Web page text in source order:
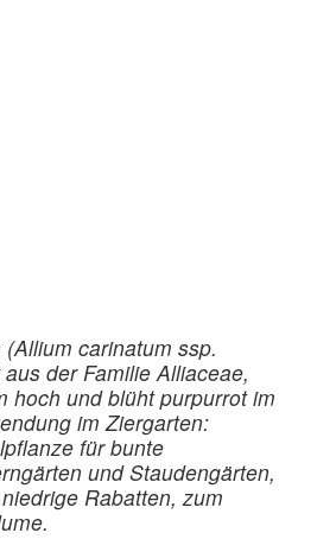
carinatum ssp.
der Familie Alliaceae,
hoch und blüht purpurrot im
im Ziergarten:
für bunte
und Staudengärten,
Rabatten, zum